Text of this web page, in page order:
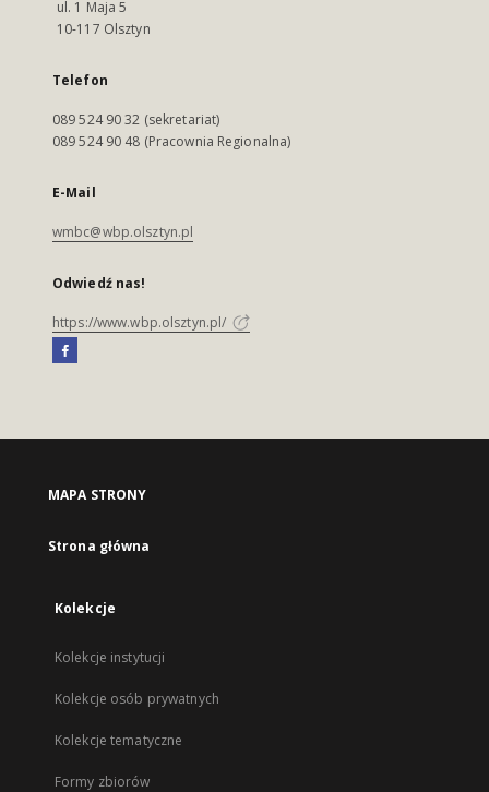
ul. 1 Maja 5
10-117 Olsztyn
Telefon
089 524 90 32 (sekretariat)
089 524 90 48 (Pracownia Regionalna)
E-Mail
wmbc@wbp.olsztyn.pl
Odwiedź nas!
https://www.wbp.olsztyn.pl/
MAPA STRONY
Strona główna
Kolekcje
Kolekcje instytucji
Kolekcje osób prywatnych
Kolekcje tematyczne
Formy zbiorów